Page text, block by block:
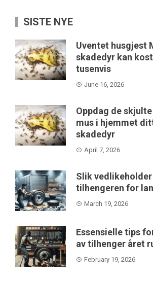
SISTE NYE
Uventet husgjest
skadedyr kan
tusenvis
June 16, 2026
Oppdag de
mus i hjemmet
skadedyr
April 7, 2026
Slik vedlikeholder
tilhengeren for
March 19, 2026
Essensielle tips
av tilhenger året
February 19, 2026